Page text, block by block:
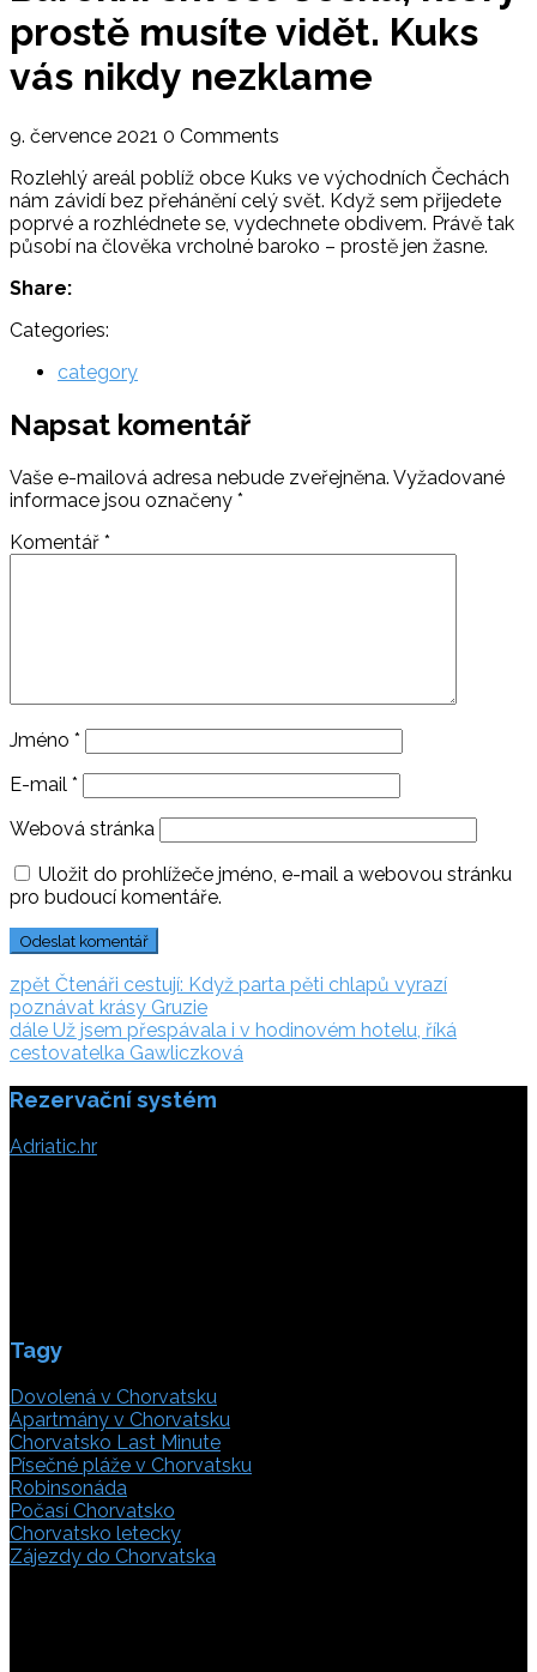
prostě musíte vidět. Kuks
vás nikdy nezklame
9. července 2021 0 Comments
Rozlehlý areál poblíž obce Kuks ve východních Čechách
nám závidí bez přehánění celý svět. Když sem přijedete
poprvé a rozhlédnete se, vydechnete obdivem. Právě tak
působí na člověka vrcholné baroko – prostě jen žasne.
Share:
Categories:
category
Napsat komentář
Vaše e-mailová adresa nebude zveřejněna. Vyžadované
informace jsou označeny *
Komentář *
Jméno *
E-mail *
Webová stránka
Uložit do prohlížeče jméno, e-mail a webovou stránku
pro budoucí komentáře.
Navigace
pro
příspěvek
zpět zpět:
Čtenáři cestují: Když parta pěti chlapů vyrazí
poznávat krásy Gruzie
dále dále:
Už jsem přespávala i v hodinovém hotelu, říká
cestovatelka Gawliczková
Rezervační systém
Adriatic.hr
Tagy
Dovolená v Chorvatsku
Apartmány v Chorvatsku
Chorvatsko Last Minute
Písečné pláže v Chorvatsku
Robinsonáda
Počasí Chorvatsko
Chorvatsko letecky
Zájezdy do Chorvatska